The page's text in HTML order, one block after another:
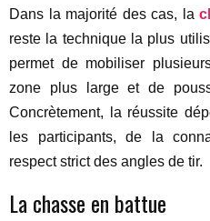
Dans la majorité des cas, la
reste la technique la plus
permet de mobiliser
zone plus large et de
Concrètement, la réussite
les participants, de la
respect strict des angles de tir.
La chasse en battue